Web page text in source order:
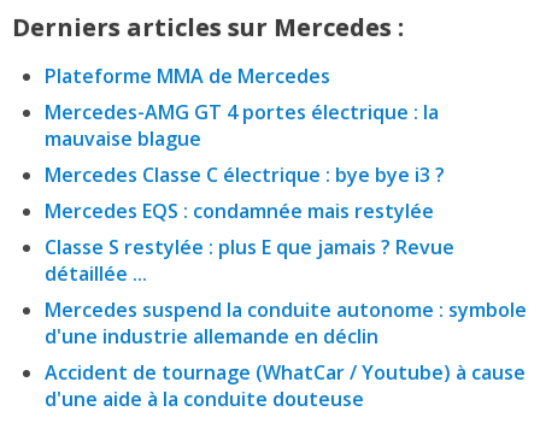
Derniers articles sur Mercedes :
Plateforme MMA de Mercedes
Mercedes-AMG GT 4 portes électrique : la
mauvaise blague
Mercedes Classe C électrique : bye bye i3 ?
Mercedes EQS : condamnée mais restylée
Classe S restylée : plus E que jamais ? Revue
détaillée ...
Mercedes suspend la conduite autonome : symbole
d'une industrie allemande en déclin
Accident de tournage (WhatCar / Youtube) à cause
d'une aide à la conduite douteuse